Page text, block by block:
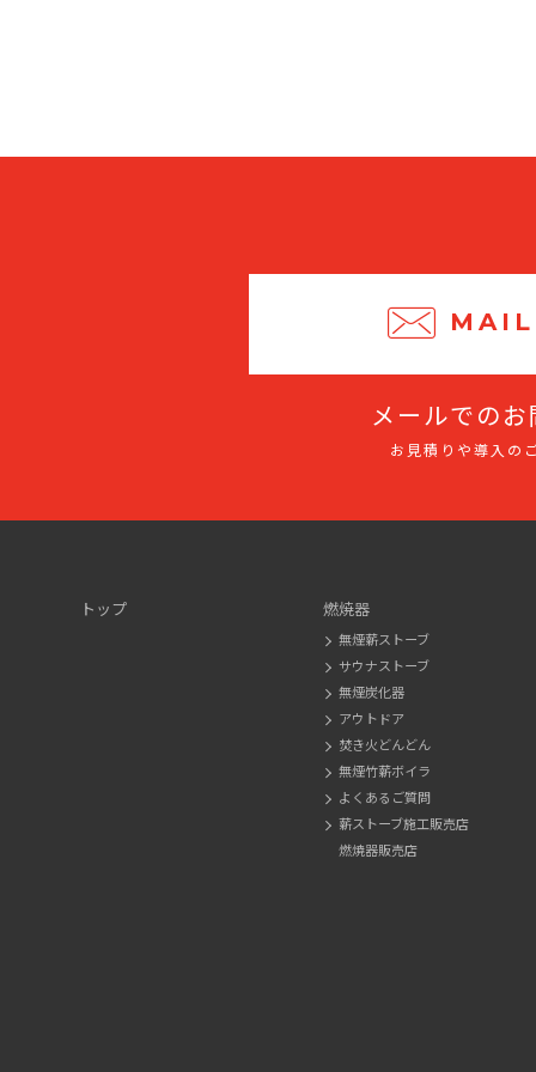
メールでの
お見積りや導入の
トップ 燃焼器
無煙薪ストーブ
サウナストーブ
無煙炭化器
アウトドア
焚き火どんどん
無煙竹薪ボイラ
よくあるご質問
薪ストーブ施工販売店
燃焼器販売店